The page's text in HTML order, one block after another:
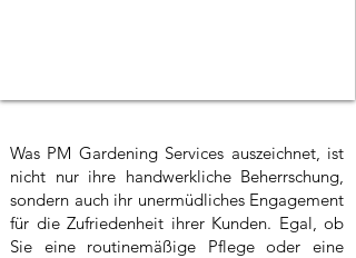
Was PM Gardening Services auszeichnet, ist
nicht nur ihre handwerkliche Beherrschung,
sondern auch ihr unermüdliches Engagement
für die Zufriedenheit ihrer Kunden. Egal, ob
Sie eine routinemäßige Pflege oder eine